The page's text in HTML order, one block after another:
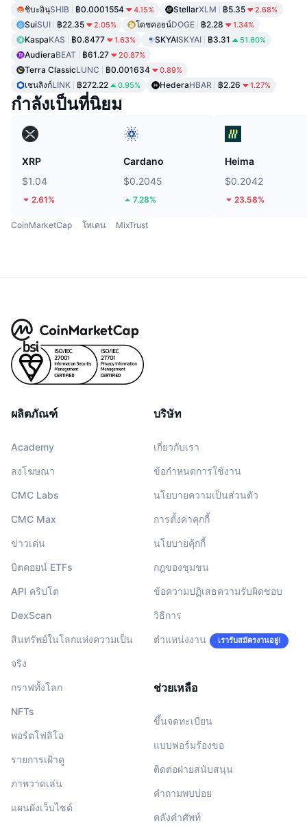
ชิบะอินุSHIB ฿0.0001554 4.15% StellarXLM ฿5.35 2.68%
SuiSUI ฿22.35 2.05% โดชคอยน์DOGE ฿2.28 1.34%
KaspaKAS ฿0.8477 1.63% SKYAISKYAI ฿3.31 51.60%
AudieraBEAT ฿61.27 20.87%
Terra ClassicLUNC ฿0.001634 0.89%
เชนลิงก์LINK ฿272.22 0.95% HederaHBAR ฿2.26 1.27%
กำลังเป็นที่นิยม
XRP
$1.04
2.61%
Cardano
$0.2045
7.28%
Heima
$0.2042
23.58%
CoinMarketCap โทเคน MixTrust
ผลิตภัณฑ์
Academy
ลงโฆษณา
CMC Labs
CMC Max
ข่าวเด่น
บิตคอยน์ ETFs
API คริปโต
DexScan
สินทรัพย์ในโลกแห่งความเป็น
จริง
กราฟทั้งโลก
NFTs
พอร์ตโฟลิโอ
รายการเฝ้าดู
ภาพวาดเล่น
แผนผังเว็บไซต์
บริษัท
เกี่ยวกับเรา
ข้อกำหนดการใช้งาน
นโยบายความเป็นส่วนตัว
การตั้งค่าคุกกี้
นโยบายคุ้กกี้
กฎของชุมชน
ข้อความปฏิเสธความรับผิดชอบ
วิธีการ
ตำแหน่งงาน เรารับสมัครงานอยู่!
ช่วยเหลือ
ขึ้นจดทะเบียน
แบบฟอร์มร้องขอ
ติดต่อฝ่ายสนับสนุน
คำถามพบบ่อย
คลังคำศัพท์